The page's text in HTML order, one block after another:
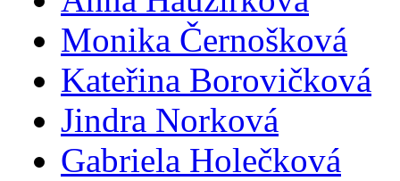
Monika Černošková
Kateřina Borovičková
Jindra Norková
Gabriela Holečková